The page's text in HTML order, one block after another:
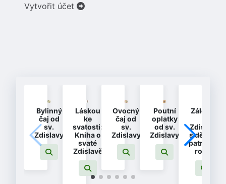
Vytvořit účet
Bylinný
čaj od
sv.
Zdislavy
Láskou
ke
svatosti:
Kniha o
svaté
Zdislavě
Ovocný
čaj od
sv.
Zdislavy
Poutní
oplatky
od sv.
Zdislavy
Záložka
Zdislava
s dětmi -
patronka
rodin